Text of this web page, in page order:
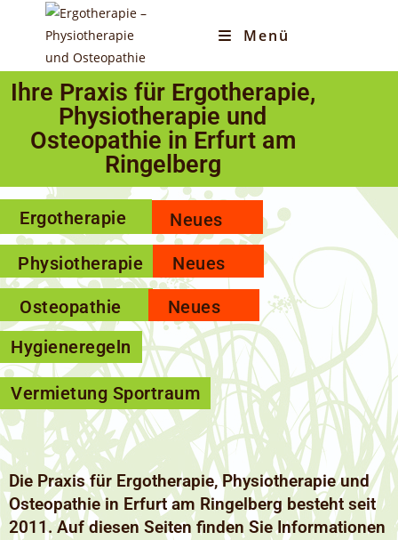
Menü
Ihre Praxis für Ergotherapie,
Physiotherapie und
Osteopathie in Erfurt am
Ringelberg
Ergotherapie Neues
Physiotherapie Neues
Osteopathie
Neues
Hygieneregeln
Vermietung Sportraum
Die Praxis für Ergotherapie, Physiotherapie und
Osteopathie in Erfurt am Ringelberg besteht seit
2011. Auf diesen Seiten finden Sie Informationen